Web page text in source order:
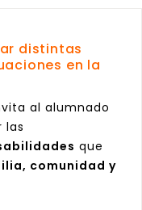
distintas
en la
al alumnado
las
que
comunidad y